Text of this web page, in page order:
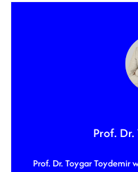
Prof.
Prof. Dr. Toygar Toydemir